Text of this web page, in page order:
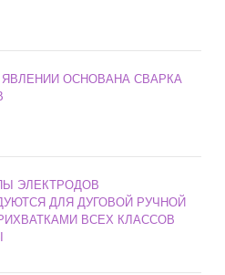
ОСНОВАНА СВАРКА
ЭЛЕКТРОДОВ
ДЛЯ ДУГОВОЙ РУЧНОЙ
ВСЕХ КЛАССОВ